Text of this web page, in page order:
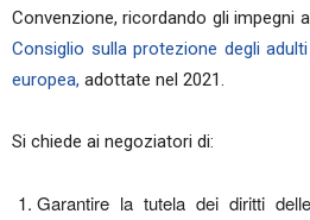
Convenzione, ricordando gli impegni
Consiglio sulla protezione degli
europea, adottate nel 2021.
Si chiede ai negoziatori di:
Garantire la tutela dei diritti